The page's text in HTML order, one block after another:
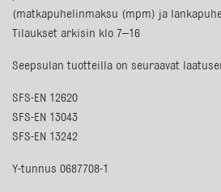
(matkapuhelinmaksu (mpm) ja
Tilaukset arkisin klo 7–16
Seepsulan tuotteilla on seuraavat
SFS-EN 12620
SFS-EN 13043
SFS-EN 13242
Y-tunnus 0687708-1